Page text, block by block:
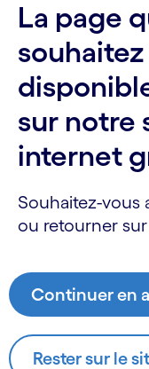
La page
sur notre
internet
Souhaitez-vous
ou retourner
Continuer en
Rester sur le